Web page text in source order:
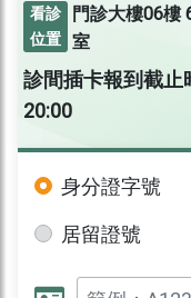
看診
位置
門診大樓06樓
室
診間插卡報到截止
20:00
身分證字號
居留證號